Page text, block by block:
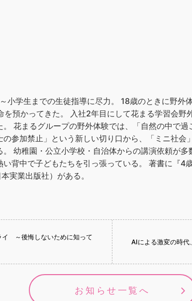
小学生までの生徒指導に尽力。 18歳のときに野外
預かってきた。 入社2年目にして花まる学習会野
花まるグループの野外体験では、「自然の中で過
の参加禁止」という新しい切り口から、「ミニ社
。 幼稚園・公立小学校・自治体からの講演依頼が
背中で子どもたちを引っ張っている。 著書に『4
実業出版社）がある。
イ ～後悔しないために知って
AIによる激変の時代
お知らせ一覧へ